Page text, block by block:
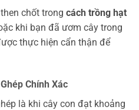
chốt trong cách trồng hạt
khi bạn đã ươm cây trong
thực hiện cẩn thận để
Chính Xác
là khi cây con đạt khoảng